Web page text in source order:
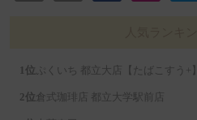
ぷくいち 都立大店【たばこすう+】
倉式珈琲店 都立大学駅前店